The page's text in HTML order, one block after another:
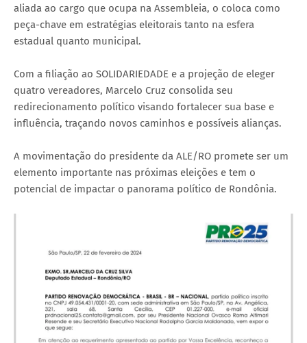
aliada ao cargo que ocupa na Assembleia, o coloca como
peça-chave em estratégias eleitorais tanto na esfera
estadual quanto municipal.
Com a filiação ao SOLIDARIEDADE e a projeção de eleger
quatro vereadores, Marcelo Cruz consolida seu
redirecionamento político visando fortalecer sua base e
influência, traçando novos caminhos e possíveis alianças.
A movimentação do presidente da ALE/RO promete ser um
elemento importante nas próximas eleições e tem o
potencial de impactar o panorama político de Rondônia.